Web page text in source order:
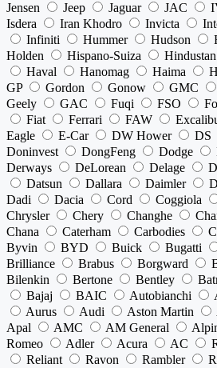
Jensen
Jeep Jaguar JAC
Isdera
Iran Khodro Invicta
Infiniti
Hummer Hudson
Holden
Hispano-Suiza Hindustan
Haval
Hanomag Haima
GP
Gordon Gonow GMC
Geely
GAC Fuqi FSO
Fiat
Ferrari FAW
Eagle
E-Car DW Hower DS
Doninvest
DongFeng Dodge
Derways
DeLorean Delage
Datsun
Dallara Daimler
Dadi
Dacia Cord Coggiola
Chrysler
Chery Changhe
Chana
Caterham Carbodies
Byvin
BYD Buick Bugatti
Brilliance
Brabus Borgward
Bilenkin
Bertone Bentley
Bajaj
BAIC Autobianchi
Aurus
Audi Aston Martin
Apal
AMC AM General
Romeo
Adler Acura AC
Reliant
Ravon Rambler